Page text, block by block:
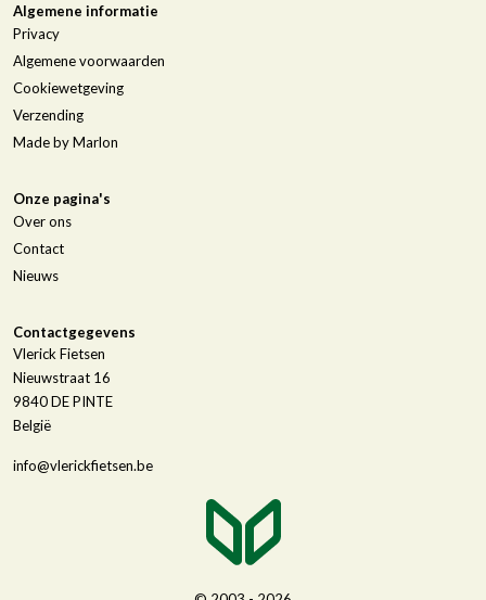
Algemene informatie
Privacy
Algemene voorwaarden
Cookiewetgeving
Verzending
Made by Marlon
Onze pagina's
Over ons
Contact
Nieuws
Contactgegevens
Vlerick Fietsen
Nieuwstraat 16
9840DE PINTE
België
info@vlerickfietsen.be